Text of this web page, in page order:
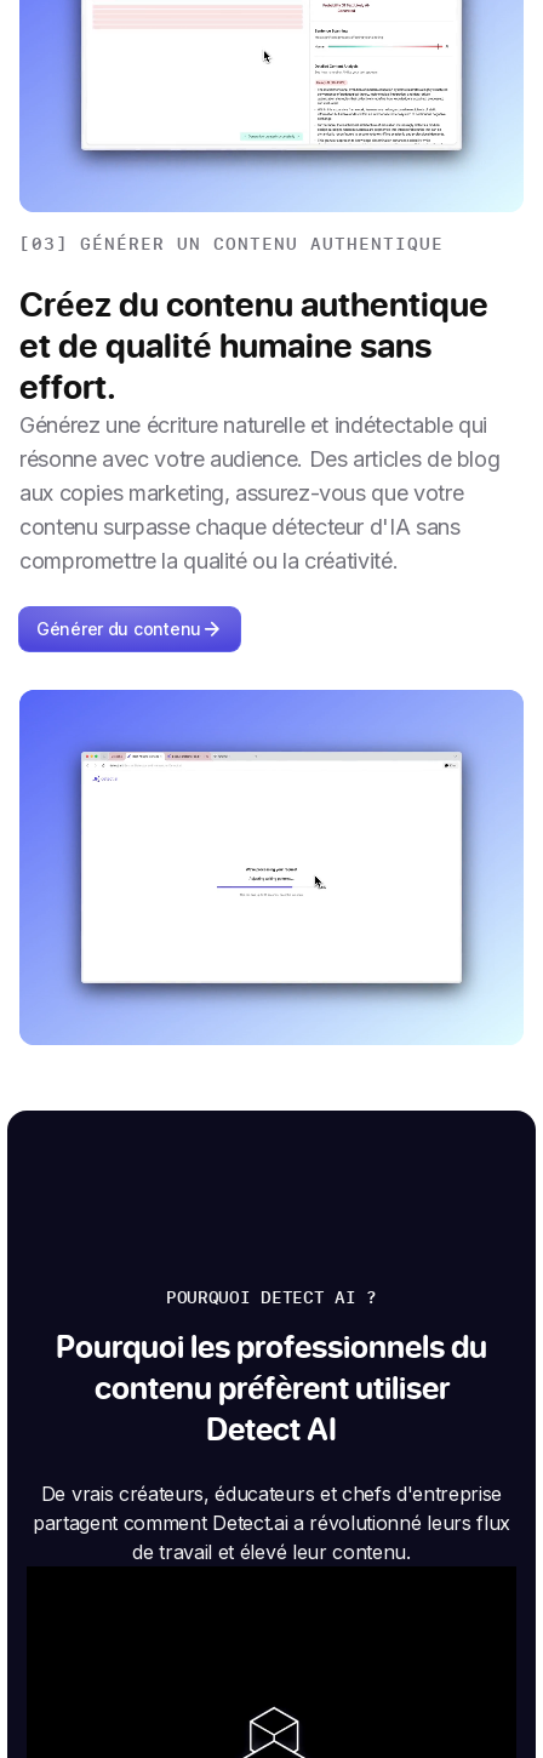
[03] GÉNÉRER UN CONTENU AUTHENTIQUE
Créez du contenu authentique
et de qualité humaine sans
effort.
Générez une écriture naturelle et indétectable qui
résonne avec votre audience. Des articles de blog
aux copies marketing, assurez-vous que votre
contenu surpasse chaque détecteur d'IA sans
compromettre la qualité ou la créativité.
Générer du contenu
POURQUOI DETECT AI ?
Pourquoi les professionnels du
contenu préfèrent utiliser
Detect AI
De vrais créateurs, éducateurs et chefs d'entreprise
partagent comment Detect.ai a révolutionné leurs flux
de travail et élevé leur contenu.